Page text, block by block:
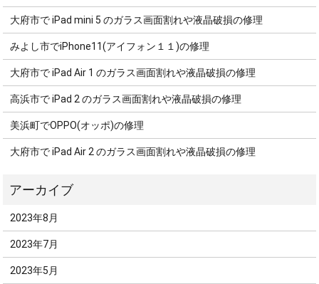
大府市で iPad mini 5 のガラス画面割れや液晶破損の修理
みよし市でiPhone11(アイフォン１１)の修理
大府市で iPad Air 1 のガラス画面割れや液晶破損の修理
高浜市で iPad 2 のガラス画面割れや液晶破損の修理
美浜町でOPPO(オッポ)の修理
大府市で iPad Air 2 のガラス画面割れや液晶破損の修理
2023年8月
2023年7月
2023年5月